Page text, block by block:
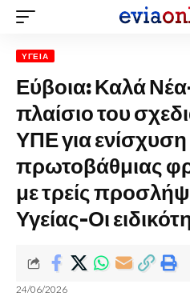
ΥΓΕΊΑ
Εύβοια: Καλά
πλαίσιο του
ΥΠΕ για
πρωτοβάθμιας
με τρείς
Υγείας-Οι
24/06/2026